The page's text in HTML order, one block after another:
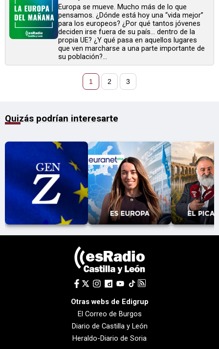
Europa se mueve. Mucho más de lo que
pensamos. ¿Dónde está hoy una “vida mejor”
para los europeos? ¿Por qué tantos jóvenes
deciden irse fuera de su país… dentro de la
propia UE? ¿Y qué pasa en aquellos lugares
que ven marcharse a una parte importante de
su población?...
1 2 3
Quizás podrían interesarte
Otras webs de Edigrup
El Correo de Burgos
Diario de Castilla y León
Heraldo-Diario de Soria